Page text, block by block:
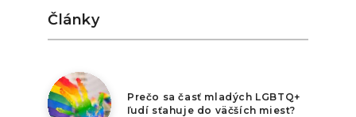
Články
Prečo sa časť mladých LGBTQ+
ľudí sťahuje do väčších miest?